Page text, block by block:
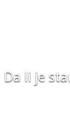
Da li je